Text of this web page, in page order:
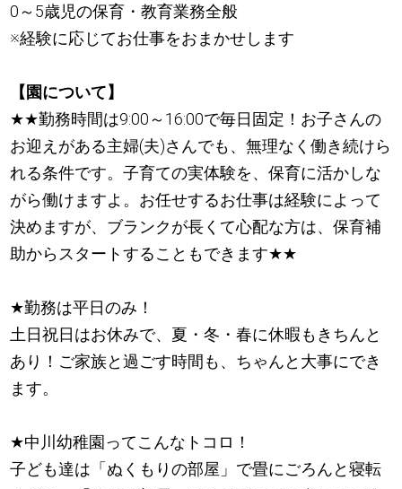
0～5歳児の保育・教育業務全般
※経験に応じてお仕事をおまかせします
【園について】
★★勤務時間は9:00～16:00で毎日固定！お子さんの
お迎えがある主婦(夫)さんでも、無理なく働き続けら
れる条件です。子育ての実体験を、保育に活かしな
がら働けますよ。お任せするお仕事は経験によって
決めますが、ブランクが長くて心配な方は、保育補
助からスタートすることもできます★★
★勤務は平日のみ！
土日祝日はお休みで、夏・冬・春に休暇もきちんと
あり！ご家族と過ごす時間も、ちゃんと大事にでき
ます。
★中川幼稚園ってこんなトコロ！
子ども達は「ぬくもりの部屋」で畳にごろんと寝転